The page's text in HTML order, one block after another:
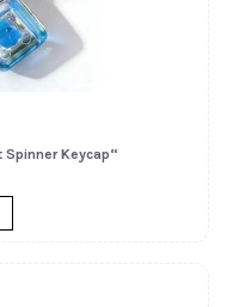
Spinner Keycap“